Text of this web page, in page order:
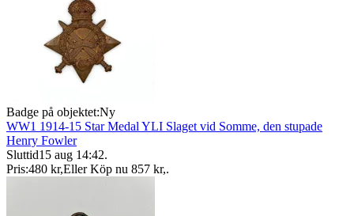
Badge på objektet:Ny
WW1 1914-15 Star Medal YLI Slaget vid Somme, den stupade
Henry Fowler
Sluttid15 aug 14:42.
Pris:480 kr,Eller Köp nu 857 kr,.